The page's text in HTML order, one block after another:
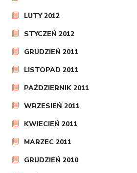
LUTY 2012
STYCZEŃ 2012
GRUDZIEŃ 2011
LISTOPAD 2011
PAŹDZIERNIK 2011
WRZESIEŃ 2011
KWIECIEŃ 2011
MARZEC 2011
GRUDZIEŃ 2010